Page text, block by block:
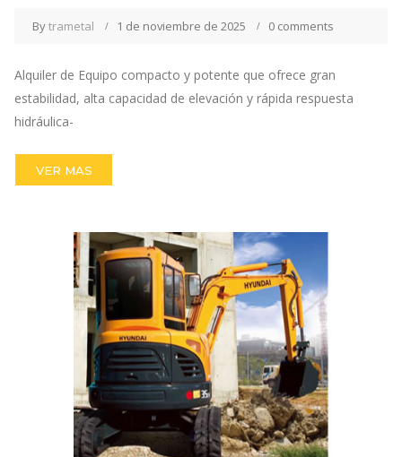
Bytrametal 1 de noviembre de 2025 0 comments
Alquiler de Equipo compacto y potente que ofrece gran
estabilidad, alta capacidad de elevación y rápida respuesta
hidráulica-
VER MAS